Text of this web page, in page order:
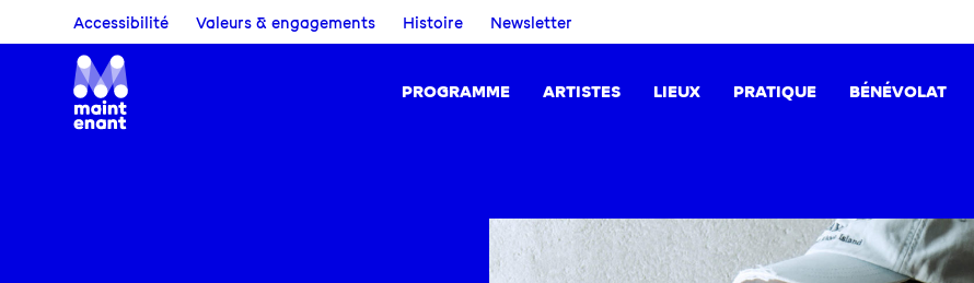
Accessibilité Valeurs & engagements Histoire Newsletter
PROGRAMME ARTISTES LIEUX PRATIQUE BÉNÉVOLAT